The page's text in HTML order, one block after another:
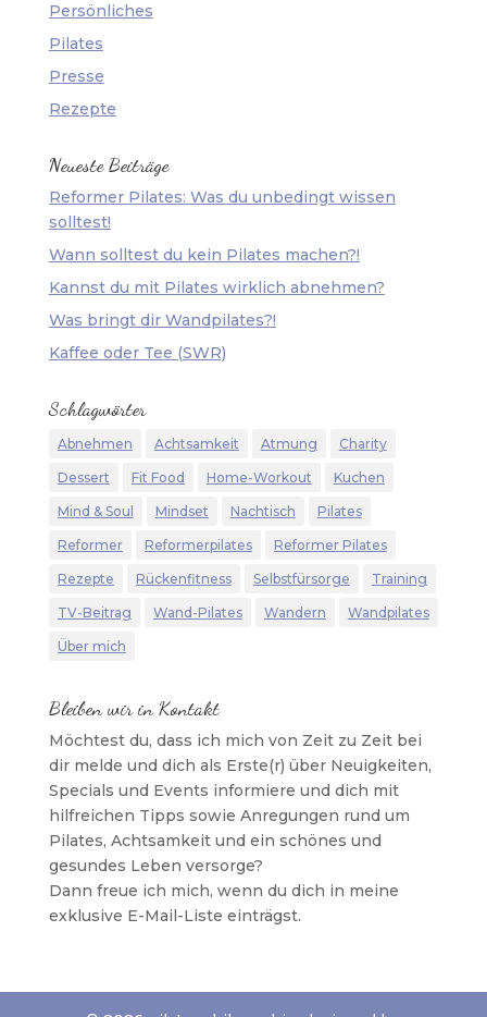
Persönliches
Pilates
Presse
Rezepte
Neueste Beiträge
Reformer Pilates: Was du unbedingt wissen
solltest!
Wann solltest du kein Pilates machen?!
Kannst du mit Pilates wirklich abnehmen?
Was bringt dir Wandpilates?!
Kaffee oder Tee (SWR)
Schlagwörter
Abnehmen Achtsamkeit Atmung Charity
Dessert Fit Food Home-Workout Kuchen
Mind & Soul Mindset Nachtisch Pilates
Reformer Reformerpilates Reformer Pilates
Rezepte Rückenfitness Selbstfürsorge Training
TV-Beitrag Wand-Pilates Wandern Wandpilates
Über mich
Bleiben wir in Kontakt
Möchtest du, dass ich mich von Zeit zu Zeit bei
dir melde und dich als Erste(r) über Neuigkeiten,
Specials und Events informiere und dich mit
hilfreichen Tipps sowie Anregungen rund um
Pilates, Achtsamkeit und ein schönes und
gesundes Leben versorge?
Dann freue ich mich, wenn du dich in meine
exklusive E-Mail-Liste einträgst.